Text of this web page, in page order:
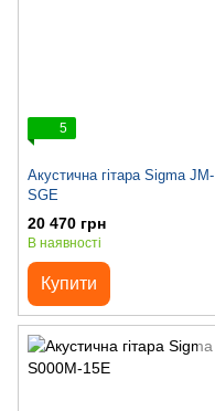
5
Акустична гітара Sigma JM-
SGE
20 470 грн
В наявності
Купити